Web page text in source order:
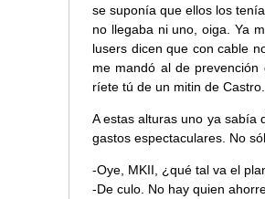
se suponía que ellos los
no llegaba ni uno, oiga. Ya
lusers dicen que con cable
me mandó al de
ríete tú de un mitin de Castro.
A estas alturas uno ya sabía
gastos espectaculares. No
-Oye, MKII, ¿qué tal va el
-De culo. No hay quien